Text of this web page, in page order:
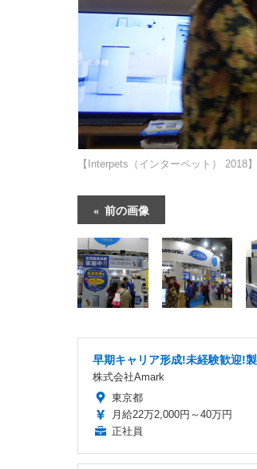
【Interpets（インターペット） 2018
前の画像
早期キャリア形成!未経験歓迎!
株式会社Amark
東京都
月給22万2,000円～40万円
正社員